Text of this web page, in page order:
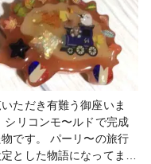
#Instagram#Twitter
いただき有難う御座いま
シリコンモ〜ルドで完成
物です。 パーリ〜の旅行
とした物語になってま